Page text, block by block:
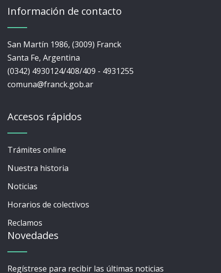
Información de contacto
San Martín 1986, (3009) Franck
Santa Fe, Argentina
(0342) 4930124/408/409 - 4931255
comuna@franck.gob.ar
Accesos rápidos
Trámites online
Nuestra historia
Noticias
Horarios de colectivos
Reclamos
Novedades
Regístrese para recibir las últimas noticias